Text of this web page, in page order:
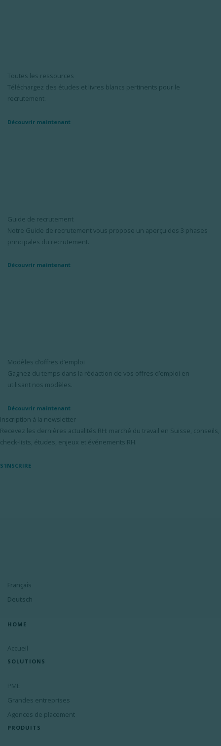
Toutes les ressources
Téléchargez des études et livres blancs pertinents pour le
recrutement.
Découvrir maintenant
Guide de recrutement
Notre Guide de recrutement vous propose un aperçu des 3 phases
principales du recrutement.
Découvrir maintenant
Modèles d’offres d’emploi
Gagnez du temps dans la rédaction de vos offres d’emploi en
utilisant nos modèles.
Découvrir maintenant
Inscription à la newsletter
Recevez les dernières actualités RH: marché du travail en Suisse, conseils,
check-lists, études, enjeux et événements RH.
S'INSCRIRE
Français
Deutsch
HOME
Accueil
SOLUTIONS
PME
Grandes entreprises
Agences de placement
PRODUITS